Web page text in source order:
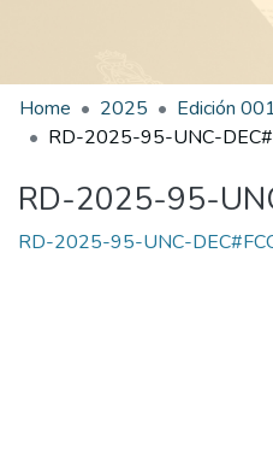
Home 2025
RD-2025-95-
RD-2025-95-UNC-